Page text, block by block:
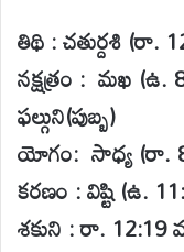
తిథి : చతుర్దశి (రా.
నక్షత్రం : మఖ (ఉ.
ఫల్గుని(పుబ్బ)
యోగం: సాధ్య (రా.
కరణం : విష్టి (ఉ.
శకుని : రా. 12:19